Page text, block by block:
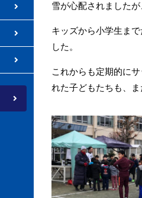
雪が心配されました
キッズから小学生ま
した。
これからも定期的に
れた子どもたちも、